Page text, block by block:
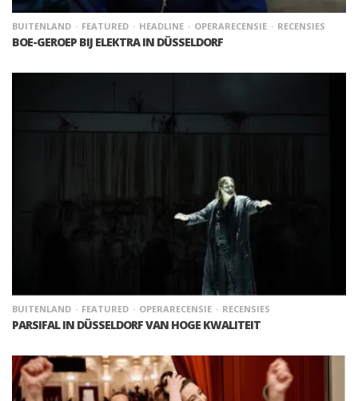
BUITENLAND FEATURED HEADLINE OPERARECENSIE RECENSIES
BOE-GEROEP BIJ ELEKTRA IN DÜSSELDORF
BUITENLAND FEATURED OPERARECENSIE RECENSIES
PARSIFAL IN DÜSSELDORF VAN HOGE KWALITEIT